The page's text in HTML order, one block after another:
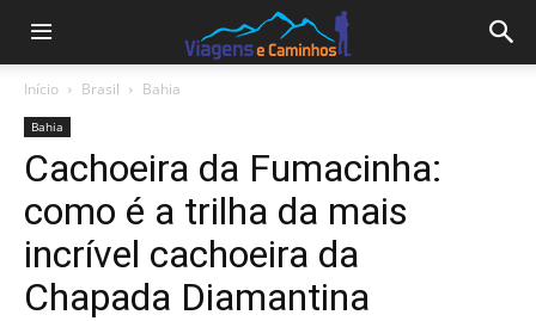
Início Brasil Bahia
Bahia
Cachoeira da Fumacinha:
como é a trilha da mais
incrível cachoeira da
Chapada Diamantina